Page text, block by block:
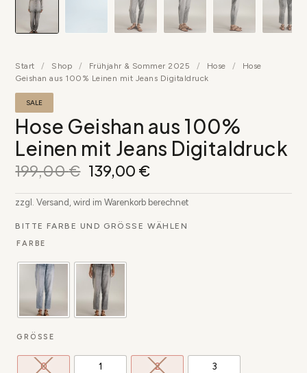
Start / Shop / Frühjahr & Sommer 2025 / Hose /
Hose
Geishan aus 100% Leinen mit Jeans Digitaldruck
SALE
Hose Geishan aus 100%
Leinen mit Jeans Digitaldruck
199,00€ 139,00 €
zzgl. Versand, wird im Warenkorb berechnet
BITTE FARBE UND GRÖSSE WÄHLEN
FARBE
GRÖSSE
0 1 2 3